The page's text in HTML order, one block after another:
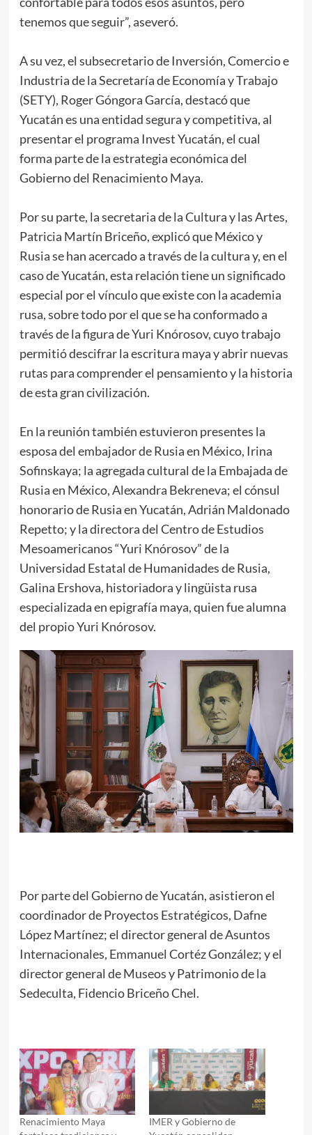
tenemos que seguir”, aseveró.
A su vez, el subsecretario de Inversión, Comercio e
Industria de la Secretaría de Economía y Trabajo
(SETY), Roger Góngora García, destacó que
Yucatán es una entidad segura y competitiva, al
presentar el programa Invest Yucatán, el cual
forma parte de la estrategia económica del
Gobierno del Renacimiento Maya.
Por su parte, la secretaria de la Cultura y las Artes,
Patricia Martín Briceño, explicó que México y
Rusia se han acercado a través de la cultura y, en el
caso de Yucatán, esta relación tiene un significado
especial por el vínculo que existe con la academia
rusa, sobre todo por el que se ha conformado a
través de la figura de Yuri Knórosov, cuyo trabajo
permitió descifrar la escritura maya y abrir nuevas
rutas para comprender el pensamiento y la historia
de esta gran civilización.
En la reunión también estuvieron presentes la
esposa del embajador de Rusia en México, Irina
Sofinskaya; la agregada cultural de la Embajada de
Rusia en México, Alexandra Bekreneva; el cónsul
honorario de Rusia en Yucatán, Adrián Maldonado
Repetto; y la directora del Centro de Estudios
Mesoamericanos “Yuri Knórosov” de la
Universidad Estatal de Humanidades de Rusia,
Galina Ershova, historiadora y lingüista rusa
especializada en epigrafía maya, quien fue alumna
del propio Yuri Knórosov.
Por parte del Gobierno de Yucatán, asistieron el
coordinador de Proyectos Estratégicos, Dafne
López Martínez; el director general de Asuntos
Internacionales, Emmanuel Cortéz González; y el
director general de Museos y Patrimonio de la
Sedeculta, Fidencio Briceño Chel.
Renacimiento Maya
IMER y Gobierno de